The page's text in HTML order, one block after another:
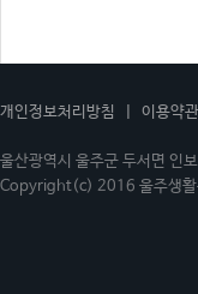
개인정보처리방침 이용약관
울산광역시 울주군 두서면
Copyright(c) 2016 울주생